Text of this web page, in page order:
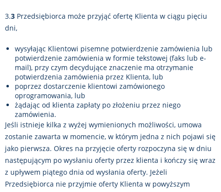
3.3 Przedsiębiorca może przyjąć ofertę Klienta w ciągu pięciu
dni,
wysyłając Klientowi pisemne potwierdzenie zamówienia lub
potwierdzenie zamówienia w formie tekstowej (faks lub e-
mail), przy czym decydujące znaczenie ma otrzymanie
potwierdzenia zamówienia przez Klienta, lub
poprzez dostarczenie klientowi zamówionego
oprogramowania, lub
żądając od klienta zapłaty po złożeniu przez niego
zamówienia.
Jeśli istnieje kilka z wyżej wymienionych możliwości, umowa
zostanie zawarta w momencie, w którym jedna z nich pojawi się
jako pierwsza. Okres na przyjęcie oferty rozpoczyna się w dniu
następującym po wysłaniu oferty przez klienta i kończy się wraz
z upływem piątego dnia od wysłania oferty. Jeżeli
Przedsiębiorca nie przyjmie oferty Klienta w powyższym